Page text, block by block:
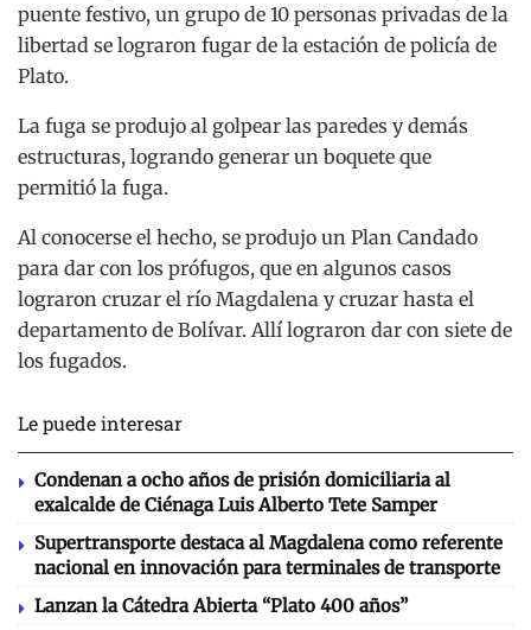
puente festivo, un grupo de 10 personas privadas de la
libertad se lograron fugar de la estación de policía de
Plato.
La fuga se produjo al golpear las paredes y demás
estructuras, logrando generar un boquete que
permitió la fuga.
Al conocerse el hecho, se produjo un Plan Candado
para dar con los prófugos, que en algunos casos
lograron cruzar el río Magdalena y cruzar hasta el
departamento de Bolívar. Allí lograron dar con siete de
los fugados.
Le puede interesar
Condenan a ocho años de prisión domiciliaria al
exalcalde de Ciénaga Luis Alberto Tete Samper
Supertransporte destaca al Magdalena como referente
nacional en innovación para terminales de transporte
Lanzan la Cátedra Abierta “Plato 400 años”